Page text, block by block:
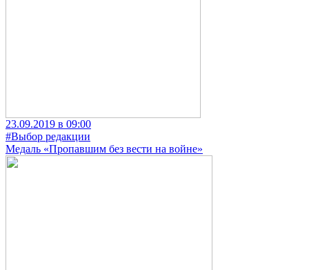
23.09.2019 в 09:00
#Выбор редакции
Медаль «Пропавшим без вести на войне»